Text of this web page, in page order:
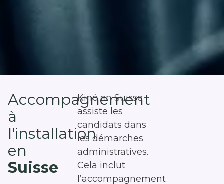
Accompagnement
à
l'installation
en
Suisse
Kiné en Suisse
assiste les
candidats dans
les démarches
administratives.
Cela inclut
l’accompagnement